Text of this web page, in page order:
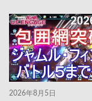
2026年8月5日